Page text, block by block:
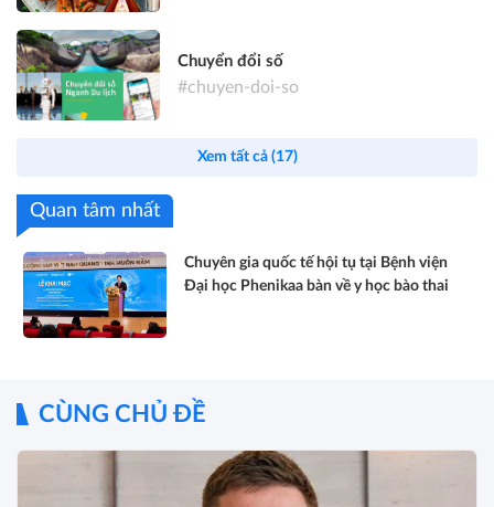
Chuyển đổi số
#chuyen-doi-so
Xem tất cả (17)
Quan tâm nhất
Chuyên gia quốc tế hội tụ tại Bệnh viện
Đại học Phenikaa bàn về y học bào thai
CÙNG CHỦ ĐỀ